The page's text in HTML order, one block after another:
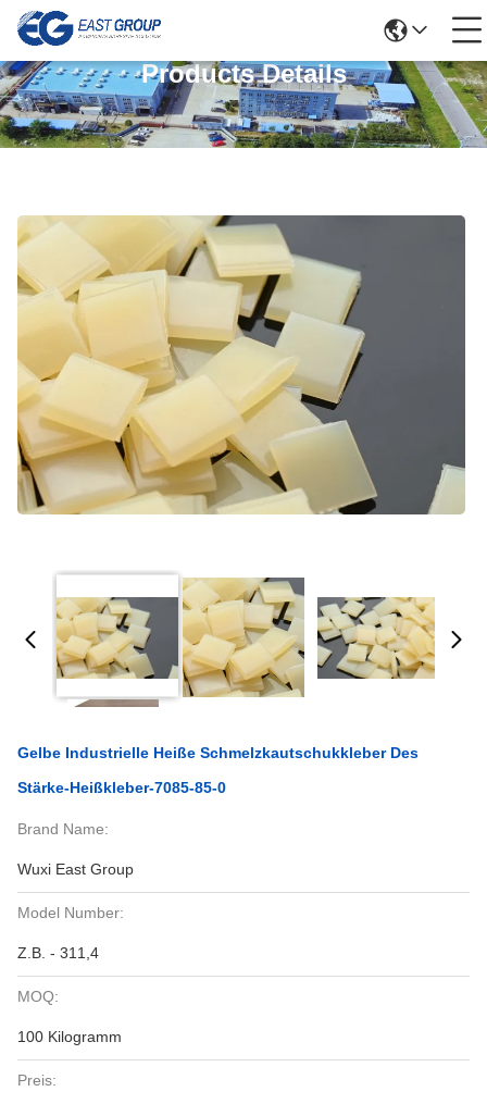
Products Details
Gelbe Industrielle Heiße Schmelzkautschukkleber Des
Stärke-Heißkleber-7085-85-0
Brand Name:
Wuxi East Group
Model Number:
Z.B. - 311,4
MOQ:
100 Kilogramm
Preis: